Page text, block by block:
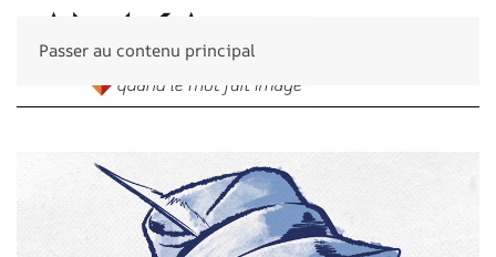
Passer au contenu principal